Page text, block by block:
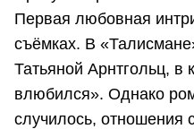
Первая любовная
съёмках. В
Татьяной Арнтгольц, в
влюбился». Однако
случилось, отношения